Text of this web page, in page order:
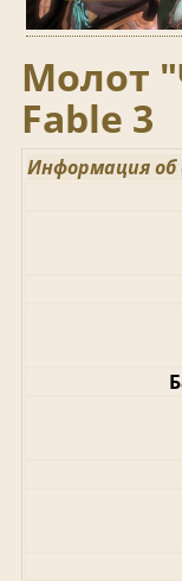
Молот
Fable 3
Информация